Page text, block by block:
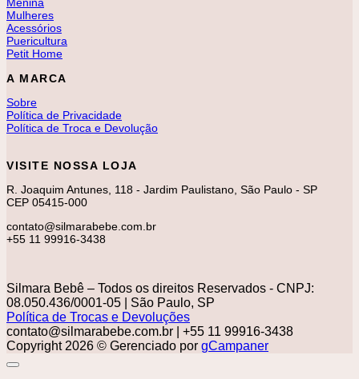
Menina
Mulheres
Acessórios
Puericultura
Petit Home
A MARCA
Sobre
Política de Privacidade
Política de Troca e Devolução
VISITE NOSSA LOJA
R. Joaquim Antunes, 118 - Jardim Paulistano, São Paulo - SP
CEP 05415-000
contato@silmarabebe.com.br
+55 11 99916-3438
Silmara Bebê – Todos os direitos Reservados - CNPJ:
08.050.436/0001-05 | São Paulo, SP
Política de Trocas e Devoluções
contato@silmarabebe.com.br | +55 11 99916-3438
Copyright 2026 © Gerenciado por gCampaner